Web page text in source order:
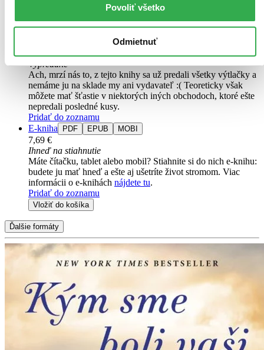
Povoliť všetko
Odmietnuť
iba posledné kusy a ďalšie už nemá ani distribútor, preto je
možné, že bude onedlho úplne vypredaný. Ak ho chcete mať,
ponáhľajte sa!
Knihabrožovaná väzba
Vypredané
Ach, mrzí nás to, z tejto knihy sa už predali všetky výtlačky a
nemáme ju na sklade my ani vydavateľ :( Teoreticky však
môžete mať šťastie v niektorých iných obchodoch, ktoré ešte
nepredali posledné kusy.
Pridať do zoznamu
E-kniha
PDF EPUB MOBI
7,69 €
Ihneď na stiahnutie
Máte čítačku, tablet alebo mobil? Stiahnite si do nich e-knihu:
budete ju mať hneď a ešte aj ušetríte život stromom. Viac
informácii o e-knihách nájdete tu.
Pridať do zoznamu
Vložiť do košíka
Ďalšie formáty